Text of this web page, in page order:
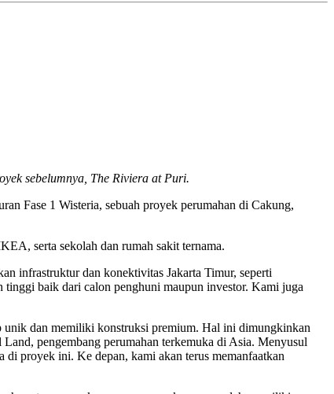
sebelumnya, The Riviera at Puri.
Fase 1 Wisteria, sebuah proyek perumahan di Cakung,
serta sekolah dan rumah sakit ternama.
infrastruktur dan konektivitas Jakarta Timur, seperti
baik dari calon penghuni maupun investor. Kami juga
unik dan memiliki konstruksi premium. Hal ini dimungkinkan
pengembang perumahan terkemuka di Asia. Menyusul
di proyek ini. Ke depan, kami akan terus memanfaatkan